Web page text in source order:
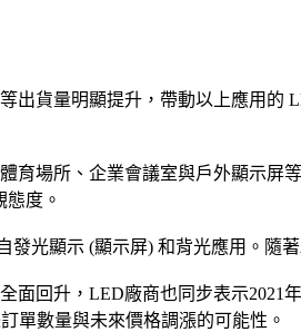
出貨量明顯提升，帶動以上應用的
育場所、企業會議室與戶外顯示
度。
發光顯示 (顯示屏) 和背光應用。隨
面回升，LED廠商也同步表示
單數量與未來價格調漲的可能性。